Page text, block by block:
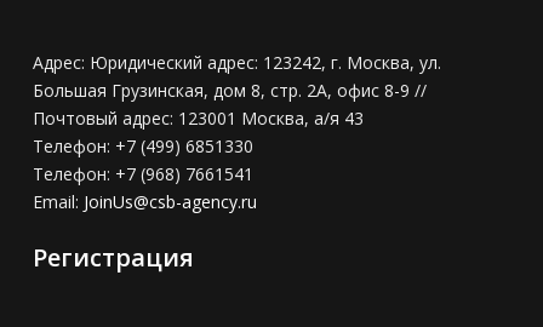
Адрес: Юридический адрес: 123242, г. Москва, ул.
Большая Грузинская, дом 8, стр. 2А, офис 8-9 //
Почтовый адрес: 123001 Москва, а/я 43
Телефон: +7 (499) 6851330
Телефон: +7 (968) 7661541
Email: JoinUs@csb-agency.ru
Регистрация